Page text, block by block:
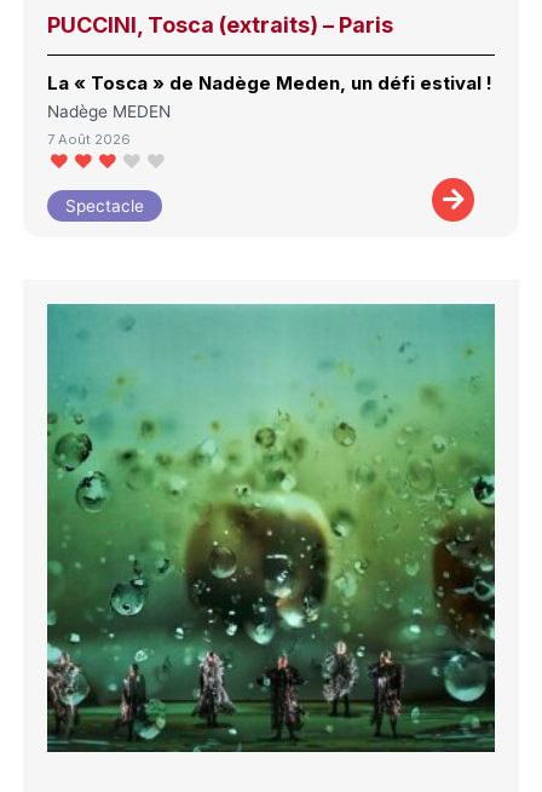
PUCCINI, Tosca (extraits) – Paris
La « Tosca » de Nadège Meden, un défi estival !
Nadège MEDEN
7 Août 2026
Spectacle